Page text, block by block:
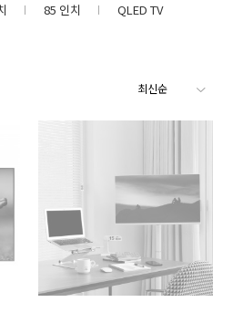
85 인치 QLED TV